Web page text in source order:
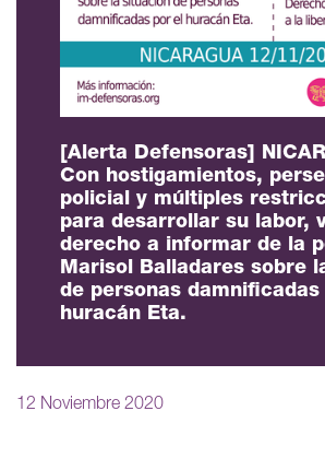
[Alerta Defensoras]
Con hostigamientos,
policial y múltiples
para desarrollar su labor,
derecho a informar de la
Marisol Balladares sobre
de personas
huracán Eta.
12 Noviembre 2020